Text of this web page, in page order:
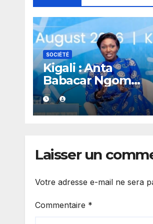
SOCIÉTÉ
Kigali : Anta
Babacar Ngom
salue une
dédiée au
leadership
Laisser un
Votre adresse e-mail ne sera
Commentaire *